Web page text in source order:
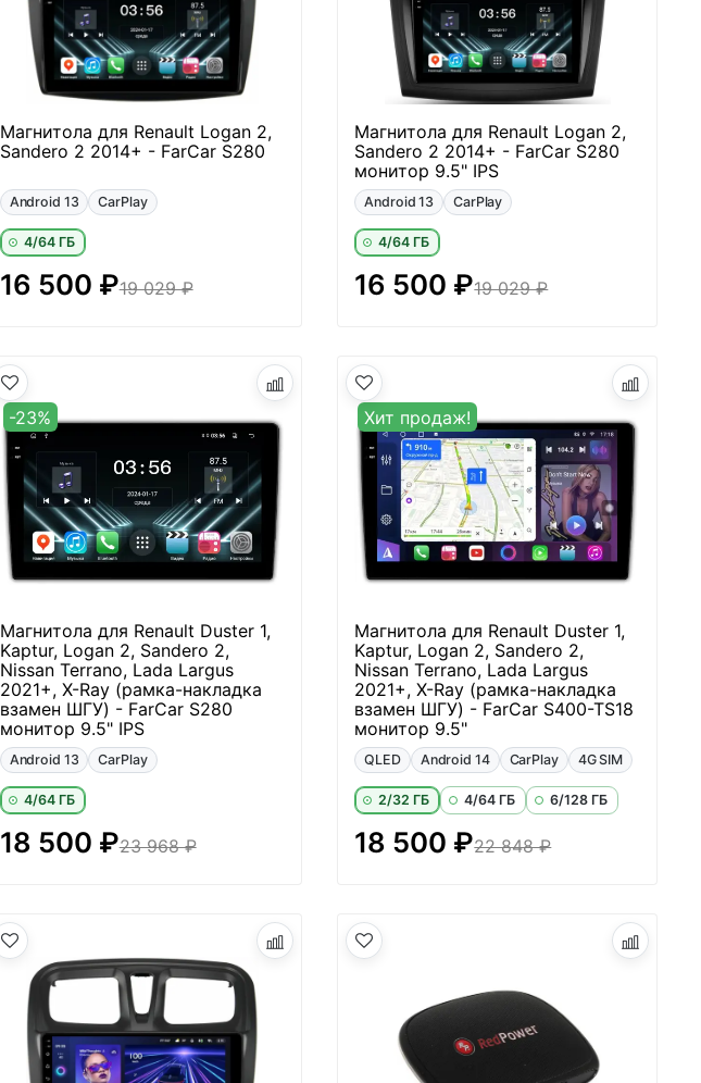
Магнитола для Renault Logan 2,
Sandero 2 2014+ - FarCar S280
Android 13 CarPlay
4/64 ГБ
19 029 ₽
16 500 ₽
Магнитола для Renault Logan 2,
Sandero 2 2014+ - FarCar S280
монитор 9.5" IPS
Android 13 CarPlay
4/64 ГБ
19 029 ₽
16 500 ₽
-23%
Магнитола для Renault Duster 1,
Kaptur, Logan 2, Sandero 2,
Nissan Terrano, Lada Largus
2021+, X-Ray (рамка-накладка
взамен ШГУ) - FarCar S280
монитор 9.5" IPS
Android 13 CarPlay
4/64 ГБ
23 968 ₽
18 500 ₽
Хит продаж!
Магнитола для Renault Duster 1,
Kaptur, Logan 2, Sandero 2,
Nissan Terrano, Lada Largus
2021+, X-Ray (рамка-накладка
взамен ШГУ) - FarCar S400-TS18
монитор 9.5"
QLED Android 14 CarPlay 4G SIM
2/32 ГБ 4/64 ГБ 6/128 ГБ
18 500 ₽22 848 ₽